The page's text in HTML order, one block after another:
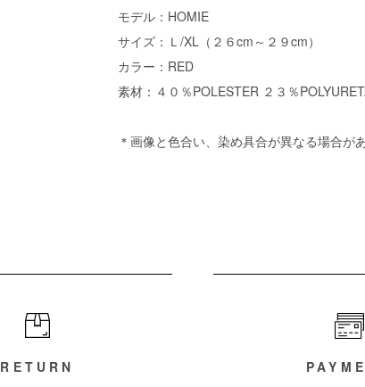
モデル：HOMIE
サイズ：Ｌ/XL（２６cm～２９cm）
カラー：RED
素材：４０％POLESTER ２３％
＊画像と色合い、染め具合が異なる場合が
RETURN